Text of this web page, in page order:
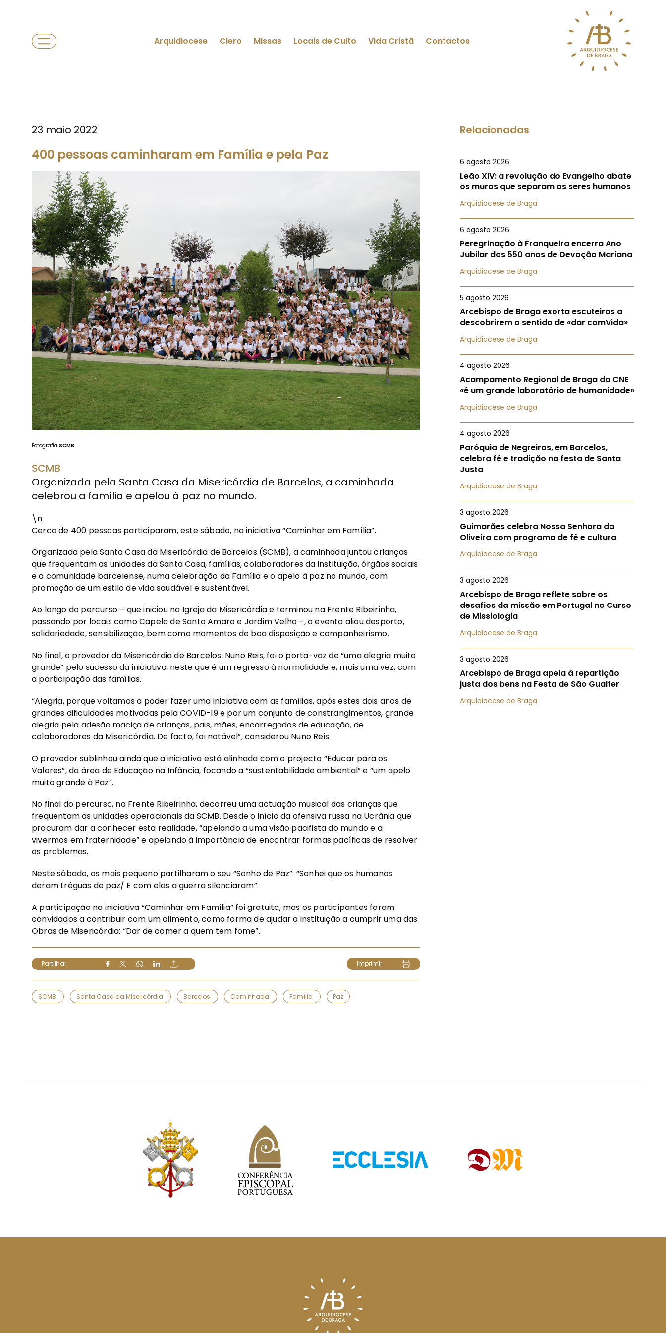
Arquidiocese Clero Missas Locais de Culto Vida Cristã Contactos
23 maio 2022
400 pessoas caminharam em Família e pela Paz
Fotografia SCMB
SCMB
Organizada pela Santa Casa da Misericórdia de Barcelos, a caminhada
celebrou a família e apelou à paz no mundo.
\n
Cerca de 400 pessoas participaram, este sábado, na iniciativa “Caminhar em Família”.
Organizada pela Santa Casa da Misericórdia de Barcelos (SCMB), a caminhada juntou crianças
que frequentam as unidades da Santa Casa, famílias, colaboradores da instituição, órgãos sociais
e a comunidade barcelense, numa celebração da Família e o apelo à paz no mundo, com
promoção de um estilo de vida saudável e sustentável.
Ao longo do percurso – que iniciou na Igreja da Misericórdia e terminou na Frente Ribeirinha,
passando por locais como Capela de Santo Amaro e Jardim Velho –, o evento aliou desporto,
solidariedade, sensibilização, bem como momentos de boa disposição e companheirismo.
No final, o provedor da Misericórdia de Barcelos, Nuno Reis, foi o porta-voz de “uma alegria muito
grande” pelo sucesso da iniciativa, neste que é um regresso à normalidade e, mais uma vez, com
a participação das famílias.
“Alegria, porque voltamos a poder fazer uma iniciativa com as famílias, após estes dois anos de
grandes dificuldades motivadas pela COVID-19 e por um conjunto de constrangimentos, grande
alegria pela adesão maciça de crianças, pais, mães, encarregados de educação, de
colaboradores da Misericórdia. De facto, foi notável”, considerou Nuno Reis.
O provedor sublinhou ainda que a iniciativa está alinhada com o projecto “Educar para os
Valores”, da área de Educação na Infância, focando a “sustentabilidade ambiental” e “um apelo
muito grande à Paz”.
No final do percurso, na Frente Ribeirinha, decorreu uma actuação musical das crianças que
frequentam as unidades operacionais da SCMB. Desde o início da ofensiva russa na Ucrânia que
procuram dar a conhecer esta realidade, “apelando a uma visão pacifista do mundo e a
vivermos em fraternidade” e apelando à importância de encontrar formas pacíficas de resolver
os problemas.
Neste sábado, os mais pequeno partilharam o seu “Sonho de Paz”: “Sonhei que os humanos
deram tréguas de paz/ E com elas a guerra silenciaram”.
A participação na iniciativa “Caminhar em Família” foi gratuita, mas os participantes foram
convidados a contribuir com um alimento, como forma de ajudar a instituição a cumprir uma das
Obras de Misericórdia: “Dar de comer a quem tem fome”.
Partilhar Imprimir
SCMB Santa Casa da Misericórdia Barcelos Caminhada Família Paz
Relacionadas
6 agosto 2026
Leão XIV: a revolução do Evangelho abate
os muros que separam os seres humanos
Arquidiocese de Braga
6 agosto 2026
Peregrinação à Franqueira encerra Ano
Jubilar dos 550 anos de Devoção Mariana
Arquidiocese de Braga
5 agosto 2026
Arcebispo de Braga exorta escuteiros a
descobrirem o sentido de «dar comVida»
Arquidiocese de Braga
4 agosto 2026
Acampamento Regional de Braga do CNE
«é um grande laboratório de humanidade»
Arquidiocese de Braga
4 agosto 2026
Paróquia de Negreiros, em Barcelos,
celebra fé e tradição na festa de Santa
Justa
Arquidiocese de Braga
3 agosto 2026
Guimarães celebra Nossa Senhora da
Oliveira com programa de fé e cultura
Arquidiocese de Braga
3 agosto 2026
Arcebispo de Braga reflete sobre os
desafios da missão em Portugal no Curso
de Missiologia
Arquidiocese de Braga
3 agosto 2026
Arcebispo de Braga apela à repartição
justa dos bens na Festa de São Gualter
Arquidiocese de Braga